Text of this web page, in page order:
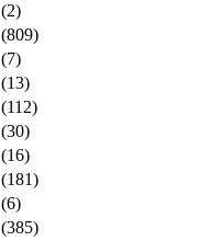
(2)
(809)
(7)
(13)
(112)
(30)
(16)
(181)
(6)
(385)